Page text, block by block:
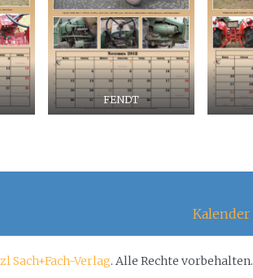
FENDT
Kalender
Sach+Fach-Verlag. Alle Rechte